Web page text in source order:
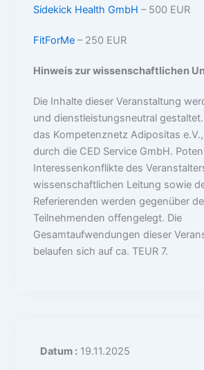
Sidekick Health GmbH – 500 EUR
FitForMe– 250 EUR
Hinweis zur wissenschaftlichen
Die Inhalte dieser Veranstaltung
und dienstleistungsneutral
das Kompetenznetz Adipositas
durch die CED Service GmbH.
Interessenkonflikte des
wissenschaftlichen Leitung sowie
Referierenden werden gegenüber
Teilnehmenden offengelegt. Die
Gesamtaufwendungen dieser
belaufen sich auf ca. TEUR 7.
Datum :19.11.2025